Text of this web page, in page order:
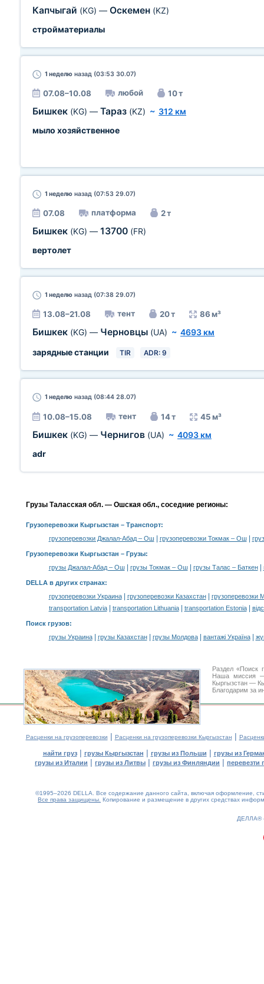
Капчыгай (KG) — Оскемен (KZ)
стройматериалы
1 неделю назад (03:53 30.07)
07.08–10.08 любой 10 т
Бишкек (KG) — Тараз (KZ) ~ 312 км
мыло хозяйственное
1 неделю назад (07:53 29.07)
07.08 платформа 2 т
Бишкек (KG) — 13700 (FR)
вертолет
1 неделю назад (07:38 29.07)
13.08–21.08 тент 20 т 86 м³
Бишкек (KG) — Черновцы (UA) ~ 4693 км
зарядные станции
TIR ADR: 9
1 неделю назад (08:44 28.07)
10.08–15.08 тент 14 т 45 м³
Бишкек (KG) — Чернигов (UA) ~ 4093 км
adr
Грузы Таласская обл. — Ошская обл., соседние регионы:
Грузоперевозки Кыргызстан – Транспорт:
грузоперевозки Джалал-Абад – Ош
грузоперевозки Токмак – Ош
Грузоперевозки Кыргызстан – Грузы:
грузы Джалал-Абад – Ош
грузы Токмак – Ош грузы Талас – Баткен|
DELLA в других странах:
грузоперевозки Украина| грузоперевозки Казахстан|
грузоперевозки
transportation Latvia| transportation Lithuania| transportation Estonia|
Поиск грузов:
грузы Украина| грузы Казахстан| грузы Молдова| вантажі Україна|
Раздел «Поиск
Наша миссия —
Кыргызстан —
Благодарим за
Расценки на грузоперевозки | Расценки на грузоперевозки Кыргызстан |
найти груз| грузы Кыргызстан | грузы из Польши | грузы из
грузы из Италии | грузы из Литвы | грузы из Финляндии | перевезти
©1995–2026 DELLA. Все содержание данного сайта, включая оформление,
Все права защищены. Копирование и размещение в других средствах